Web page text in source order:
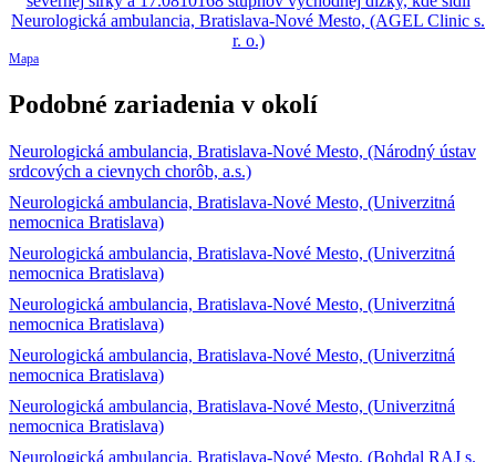
Mapa
Podobné zariadenia v okolí
Neurologická ambulancia, Bratislava-Nové Mesto, (Národný ústav
srdcových a cievnych chorôb, a.s.)
Neurologická ambulancia, Bratislava-Nové Mesto, (Univerzitná
nemocnica Bratislava)
Neurologická ambulancia, Bratislava-Nové Mesto, (Univerzitná
nemocnica Bratislava)
Neurologická ambulancia, Bratislava-Nové Mesto, (Univerzitná
nemocnica Bratislava)
Neurologická ambulancia, Bratislava-Nové Mesto, (Univerzitná
nemocnica Bratislava)
Neurologická ambulancia, Bratislava-Nové Mesto, (Univerzitná
nemocnica Bratislava)
Neurologická ambulancia, Bratislava-Nové Mesto, (Bohdal RAJ s.